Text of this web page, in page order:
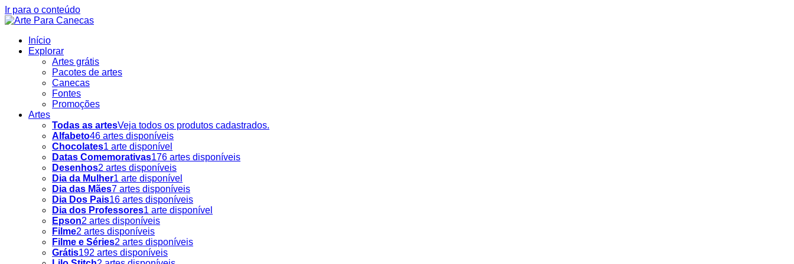
Ir para o conteúdo
Início
Explorar
Artes grátis
Pacotes de artes
Canecas
Fontes
Promoções
Artes
Todas as artesVeja todos os produtos cadastrados.
Alfabeto46 artes disponíveis
Chocolates1 arte disponível
Datas Comemorativas176 artes disponíveis
Desenhos2 artes disponíveis
Dia da Mulher1 arte disponível
Dia das Mães7 artes disponíveis
Dia Dos Pais16 artes disponíveis
Dia dos Professores1 arte disponível
Epson2 artes disponíveis
Filme2 artes disponíveis
Filme e Séries2 artes disponíveis
Grátis192 artes disponíveis